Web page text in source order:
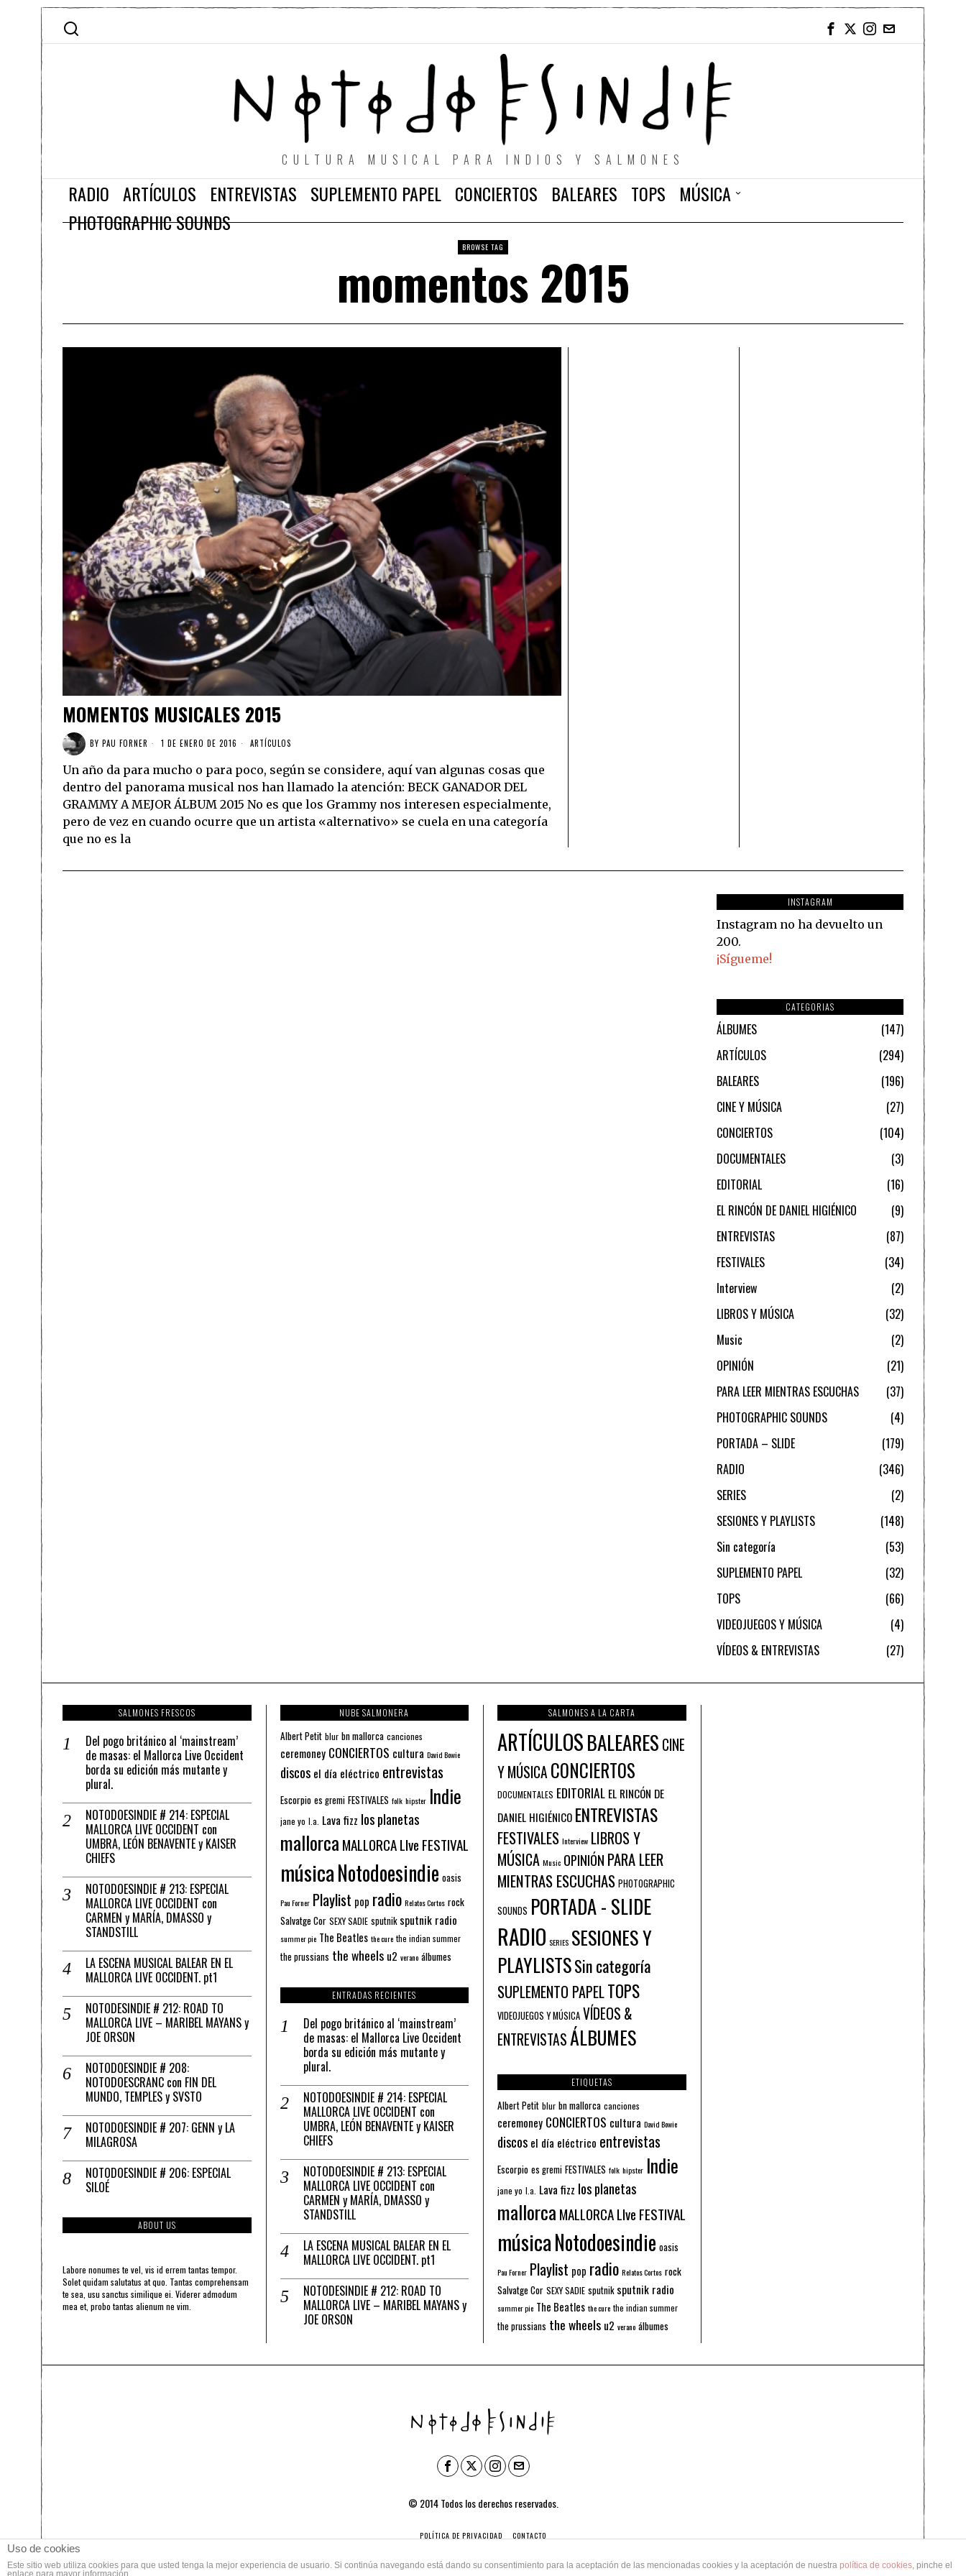
CULTURA MUSICAL PARA INDIOS Y SALMONES
RADIO ARTÍCULOS ENTREVISTAS SUPLEMENTO PAPEL CONCIERTOS BALEARES TOPS
MÚSICA
PHOTOGRAPHIC SOUNDS
BROWSE TAG
momentos 2015
MOMENTOS MUSICALES 2015
BY PAU FORNER 1 DE ENERO DE 2016 ARTÍCULOS
Un año da para mucho o para poco, según se considere, aquí van algunas cosas que
dentro del panorama musical nos han llamado la atención: BECK GANADOR DEL
GRAMMY A MEJOR ÁLBUM 2015 No es que los Grammy nos interesen especialmente,
pero de vez en cuando ocurre que un artista «alternativo» se cuela en una categoría
que no es la
INSTAGRAM
Instagram no ha devuelto un
200.
¡Sígueme!
CATEGORIAS
ÁLBUMES
147
ARTÍCULOS
294
BALEARES
196
CINE Y MÚSICA
27
CONCIERTOS
104
DOCUMENTALES
3
EDITORIAL
16
EL RINCÓN DE DANIEL HIGIÉNICO
9
ENTREVISTAS
87
FESTIVALES
34
Interview
2
LIBROS Y MÚSICA
32
Music
2
OPINIÓN
21
PARA LEER MIENTRAS ESCUCHAS
37
PHOTOGRAPHIC SOUNDS
4
PORTADA – SLIDE
179
RADIO
346
SERIES
2
SESIONES Y PLAYLISTS
148
Sin categoría
53
SUPLEMENTO PAPEL
32
TOPS
66
VIDEOJUEGOS Y MÚSICA
4
VÍDEOS & ENTREVISTAS
27
SALMONES FRESCOS
Del pogo británico al ‘mainstream’
de masas: el Mallorca Live Occident
borda su edición más mutante y
plural.
NOTODOESINDIE # 214: ESPECIAL
MALLORCA LIVE OCCIDENT con
UMBRA, LEÓN BENAVENTE y KAISER
CHIEFS
NOTODOESINDIE # 213: ESPECIAL
MALLORCA LIVE OCCIDENT con
CARMEN y MARÍA, DMASSO y
STANDSTILL
LA ESCENA MUSICAL BALEAR EN EL
MALLORCA LIVE OCCIDENT. pt1
NOTODESINDIE # 212: ROAD TO
MALLORCA LIVE – MARIBEL MAYANS y
JOE ORSON
NOTODOESINDIE # 208:
NOTODOESCRANC con FIN DEL
MUNDO, TEMPLES y SVSTO
NOTODOESINDIE # 207: GENN y LA
MILAGROSA
NOTODOESINDIE # 206: ESPECIAL
SILOÉ
ABOUT US
Labore nonumes te vel, vis id errem tantas tempor.
Solet quidam salutatus at quo. Tantas comprehensam
te sea, usu sanctus similique ei. Viderer admodum
mea et, probo tantas alienum ne vim.
NUBE SALMONERA
Albert Petit blur bn mallorca canciones
ceremoney CONCIERTOS cultura David Bowie
discos el día eléctrico entrevistas
Escorpio es gremi FESTIVALES folk hipster Indie
jane yo l.a. Lava fizz los planetas
mallorca MALLORCA LIve FESTIVAL
músicaNotodoesindie oasis
Pau Forner Playlist pop radio Relatos Cortos rock
Salvatge Cor SEXY SADIE sputnik sputnik radio
summer pie The Beatles the cure the indian summer
the prussians the wheels u2 verano álbumes
ENTRADAS RECIENTES
Del pogo británico al ‘mainstream’
de masas: el Mallorca Live Occident
borda su edición más mutante y
plural.
NOTODOESINDIE # 214: ESPECIAL
MALLORCA LIVE OCCIDENT con
UMBRA, LEÓN BENAVENTE y KAISER
CHIEFS
NOTODOESINDIE # 213: ESPECIAL
MALLORCA LIVE OCCIDENT con
CARMEN y MARÍA, DMASSO y
STANDSTILL
LA ESCENA MUSICAL BALEAR EN EL
MALLORCA LIVE OCCIDENT. pt1
NOTODESINDIE # 212: ROAD TO
MALLORCA LIVE – MARIBEL MAYANS y
JOE ORSON
SALMONES A LA CARTA
ARTÍCULOSBALEARES CINE
Y MÚSICA CONCIERTOS
DOCUMENTALES EDITORIAL EL RINCÓN DE
DANIEL HIGIÉNICO ENTREVISTAS
FESTIVALES Interview LIBROS Y
MÚSICA Music OPINIÓN PARA LEER
MIENTRAS ESCUCHAS PHOTOGRAPHIC
SOUNDS PORTADA - SLIDE
RADIO SERIES SESIONES Y
PLAYLISTSSin categoría
SUPLEMENTO PAPELTOPS
VIDEOJUEGOS Y MÚSICA VÍDEOS &
ENTREVISTASÁLBUMES
ETIQUETAS
Albert Petit blur bn mallorca canciones
ceremoney CONCIERTOS cultura David Bowie
discos el día eléctrico entrevistas
Escorpio es gremi FESTIVALES folk hipster Indie
jane yo l.a. Lava fizz los planetas
mallorca MALLORCA LIve FESTIVAL
músicaNotodoesindie oasis
Pau Forner Playlist pop radio Relatos Cortos rock
Salvatge Cor SEXY SADIE sputnik sputnik radio
summer pie The Beatles the cure the indian summer
the prussians the wheels u2 verano álbumes
© 2014 Todos los derechos reservados.
POLÍTICA DE PRIVACIDAD CONTACTO
Uso de cookies
Este sitio web utiliza cookies para que usted tenga la mejor experiencia de usuario. Si continúa navegando está dando su consentimiento para la aceptación de las mencionadas cookies y la aceptación de nuestra política de cookies, pinche el
enlace para mayor información.